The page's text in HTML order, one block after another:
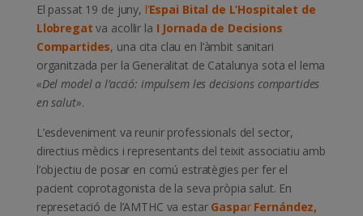
El passat 19 de juny, l’Espai Bital de L’Hospitalet de
Llobregat va acollir la I Jornada de Decisions
Compartides, una cita clau en l’àmbit sanitari
organitzada per la Generalitat de Catalunya sota el lema
«Del model a l’acció: impulsem les decisions compartides
en salut».
L’esdeveniment va reunir professionals del sector,
directius mèdics i representants del teixit associatiu amb
l’objectiu de posar en comú estratègies per fer el
pacient coprotagonista de la seva pròpia salut. En
represetació de l’AMTHC va estar GasparFernández,